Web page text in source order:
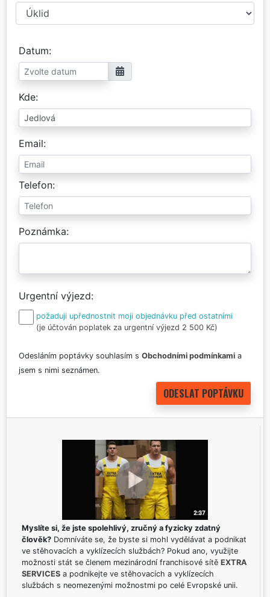
Datum
Kde
Email
Telefon
Poznámka
Urgentní výjezd
požaduji upřednostnit moji objednávku před ostatními
(je účtován poplatek za urgentní výjezd 2 500 Kč)
Odesláním poptávky souhlasím s Obchodními podmínkami a
jsem s nimi seznámen.
Myslíte si, že jste spolehlivý, zručný a fyzicky zdatný
člověk? Domníváte se, že byste si mohl vydělávat a podnikat
ve stěhovacích a vyklízecích službách? Pokud ano, využijte
možnosti stát se členem mezinárodní franchisové sítě EXTRA
SERVICES a podnikejte ve stěhovacích a vyklízecích
službách s neomezenými možnostmi po celé Evropské unii.